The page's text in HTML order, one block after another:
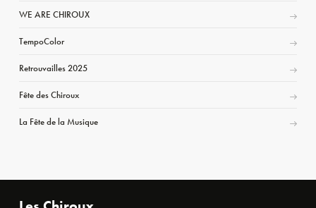
WE ARE CHIROUX
TempoColor
Retrouvailles 2025
Fête des Chiroux
La Fête de la Musique